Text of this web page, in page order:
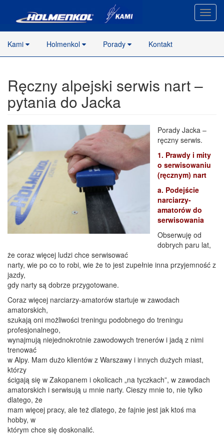
strony
Kami Holmenkol Porady Kontakt
Ręczny alpejski serwis nart –
pytania do Jacka
Porady Jacka –
ręczny serwis.
1. Prawdy i mity
o serwisowaniu
(ręcznym) nart
a. Podejście
narciarzy-
amatorów do
serwisowania
Obserwuję od
dobrych paru lat,
że coraz więcej ludzi chce serwisować
narty, wie po co to robi, wie że to jest zupełnie inna przyjemność z
jazdy,
gdy narty są dobrze przygotowane.
Coraz więcej narciarzy-amatorów startuje w zawodach
amatorskich,
szukają oni możliwości treningu podobnego do treningu
profesjonalnego,
wynajmują niejednokrotnie zawodowych trenerów i jadą z nimi
trenować
w Alpy. Mam dużo klientów z Warszawy i innych dużych miast,
którzy
ścigają się w Zakopanem i okolicach „na tyczkach”, w zawodach
amatorskich i serwisują u mnie narty. Cieszy mnie to, nie tylko
dlatego, że
mam więcej pracy, ale też dlatego, że fajnie jest jak ktoś ma
hobby, w
którym chce się doskonalić.